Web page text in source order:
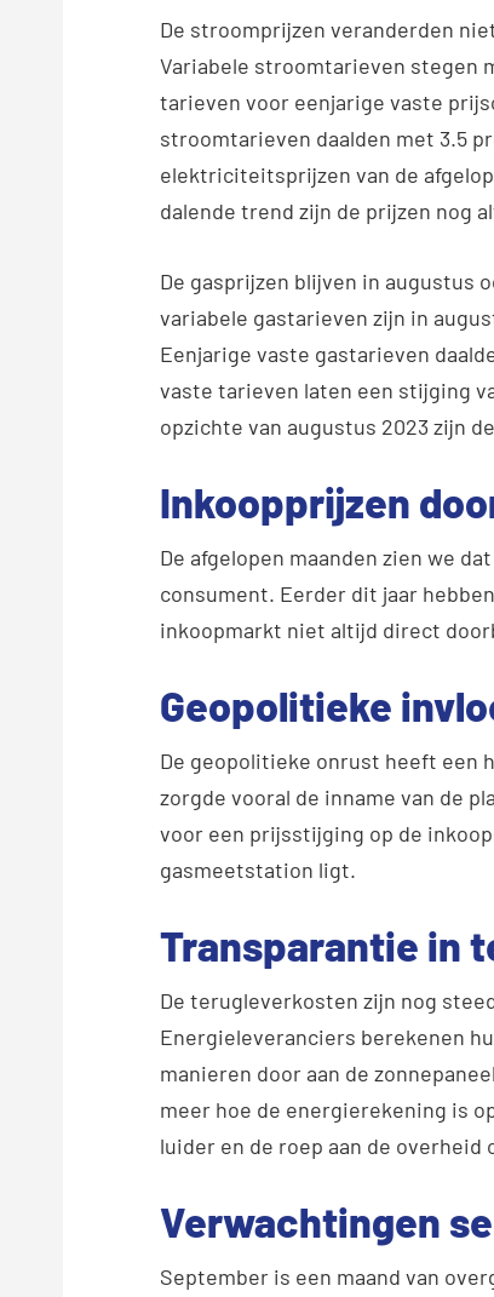
De stroomprijzen veranderden
Variabele stroomtarieven stegen
tarieven voor eenjarige vaste
stroomtarieven daalden met 3.5
elektriciteitsprijzen van de
dalende trend zijn de prijzen nog
De gasprijzen blijven in augustus
variabele gastarieven zijn in
Eenjarige vaste gastarieven
vaste tarieven laten een stijging
opzichte van augustus 2023 zijn
Inkoopprijzen
De afgelopen maanden zien we
consument. Eerder dit jaar
inkoopmarkt niet altijd direct
Geopolitieke
De geopolitieke onrust heeft een
zorgde vooral de inname van de
voor een prijsstijging op de
gasmeetstation ligt.
Transparantie in
De terugleverkosten zijn nog
Energieleveranciers berekenen
manieren door aan de
meer hoe de energierekening is
luider en de roep aan de
Verwachtingen
September is een maand van